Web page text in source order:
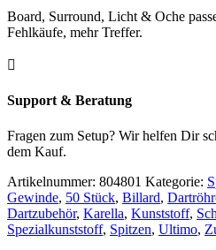
Board, Surround, Licht & Oche
Fehlkäufe, mehr Treffer.

Support & Beratung
Fragen zum Setup? Wir helfen Dir
dem Kauf.
Artikelnummer: 804801 Kategorie:
Gewinde, 50 Stück, Billard,
Dartzubehör, Karella, Kunststoff,
Spezialkunststoff, Spitzen, Ultimo,